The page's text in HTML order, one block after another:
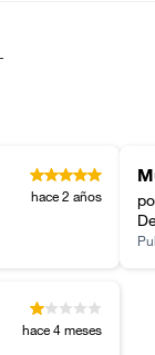
hace 2 años
hace 4 meses